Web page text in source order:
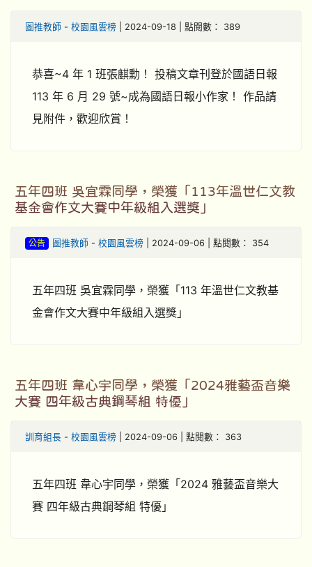
圖推教師 - 校園風雲榜 | 2024-09-18 | 點閱數： 389
恭喜~4 年 1 班張麒勳！ 投稿文章刊登於國語日報
113 年 6 月 29 號~成為國語日報小作家！ 作品請
見附件，歡迎欣賞！
五年四班 吳宜霖同學，榮獲「113年溫世仁文教
基金會作文大賽中年級組入選獎」
公告 圖推教師 - 校園風雲榜| 2024-09-06 | 點閱數： 354
五年四班 吳宜霖同學，榮獲「113 年溫世仁文教基
金會作文大賽中年級組入選獎」
五年四班 韋心宇同學，榮獲「2024雅藝盃音樂
大賽 四年級古典鋼琴組 特優」
訓育組長 - 校園風雲榜 | 2024-09-06 | 點閱數： 363
五年四班 韋心宇同學，榮獲「2024 雅藝盃音樂大
賽 四年級古典鋼琴組 特優」